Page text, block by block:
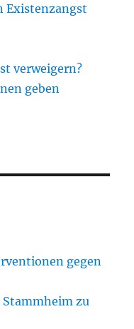
Existenzangst
verweigern?
geben
gegen
zu